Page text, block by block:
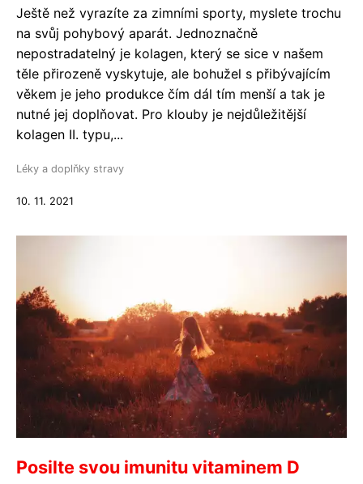
Ještě než vyrazíte za zimními sporty, myslete trochu
na svůj pohybový aparát. Jednoznačně
nepostradatelný je kolagen, který se sice v našem
těle přirozeně vyskytuje, ale bohužel s přibývajícím
věkem je jeho produkce čím dál tím menší a tak je
nutné jej doplňovat. Pro klouby je nejdůležitější
kolagen II. typu,...
Léky a doplňky stravy
10. 11. 2021
Posilte svou imunitu vitaminem D